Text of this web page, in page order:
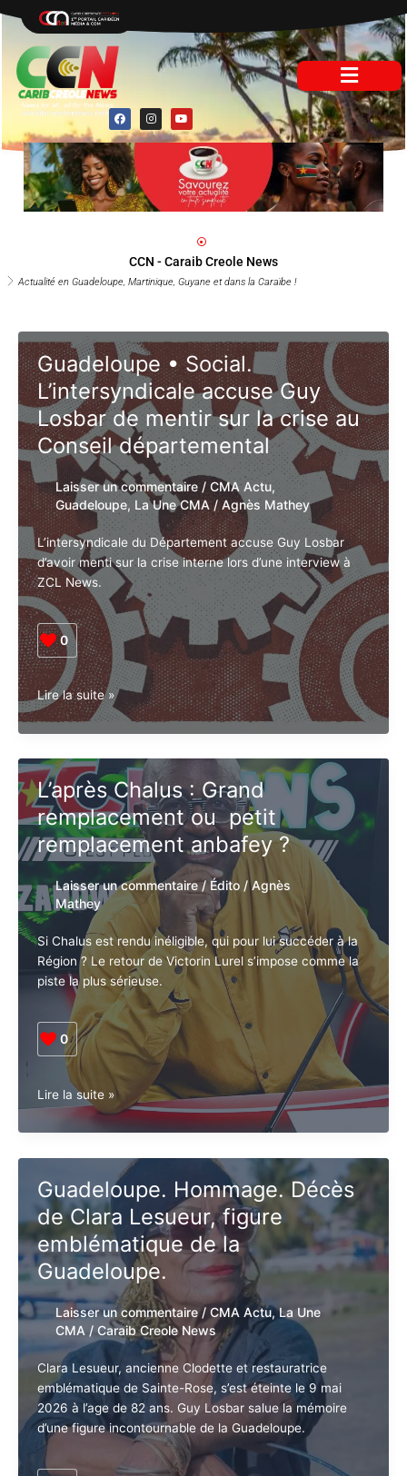
contenu
F
a
c
e
b
o
o
k
I
n
s
t
m
Y
o
u
t
b
e
Actualité en Guadeloupe, Martinique, Guyane et dans la Caraïbe !
CCN - Caraib Creole News
Guadeloupe • Social.
L’intersyndicale accuse Guy
Losbar de mentir sur la crise
au Conseil départemental
Laisser un commentaire / CMA Actu,
Guadeloupe, La Une CMA/Agnès Mathey
L’intersyndicale du Département accuse Guy Losbar
d’avoir menti sur la crise interne lors d’une interview à
ZCL News.
0
Guadeloupe
•
Social.
accuse
Guy
Losbar
de
mentir
la
crise
Conseil
départemental
Lire la suite »
L’après Chalus : Grand
remplacement ou petit
remplacement anbafey ?
Laisser un commentaire / Édito/Agnès
Mathey
Si Chalus est rendu inéligible, qui pour lui succéder à
la Région ? Le retour de Victorin Lurel s’impose
comme la piste la plus sérieuse.
0
L’après
Chalus
:
remplacement
ou
petit
remplacement
anbafey
?
Lire la suite »
Guadeloupe. Hommage. Décès
de Clara Lesueur, figure
emblématique de la
Guadeloupe.
Laisser un commentaire / CMA Actu,La
Une CMA/Caraib Creole News
Clara Lesueur, ancienne Clodette et restauratrice
emblématique de Sainte-Rose, s’est éteinte le 9 mai
2026 à l’age de 82 ans. Guy Losbar salue la mémoire
d’une figure incontournable de la Guadeloupe.